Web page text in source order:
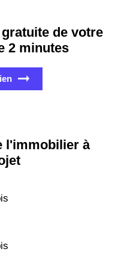
de votre
2 minutes
l'immobilier à